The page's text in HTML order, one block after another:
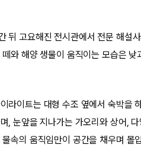
뒤 고요해진 전시관에서 전문 해설
와 해양 생물이 움직이는 모습은
라이트는 대형 수조 옆에서 숙박을
, 눈앞을 지나가는 가오리와 상어,
속의 움직임만이 공간을 채우며 몰